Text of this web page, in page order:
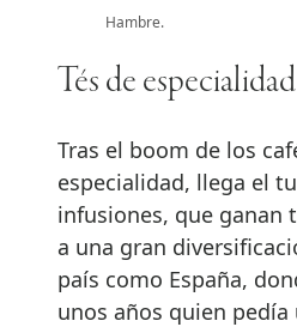
Hambre.
Tés de especialidad
Tras el boom de los
especialidad, llega el
infusiones, que ganan
a una gran
país como España,
unos años quien pedía